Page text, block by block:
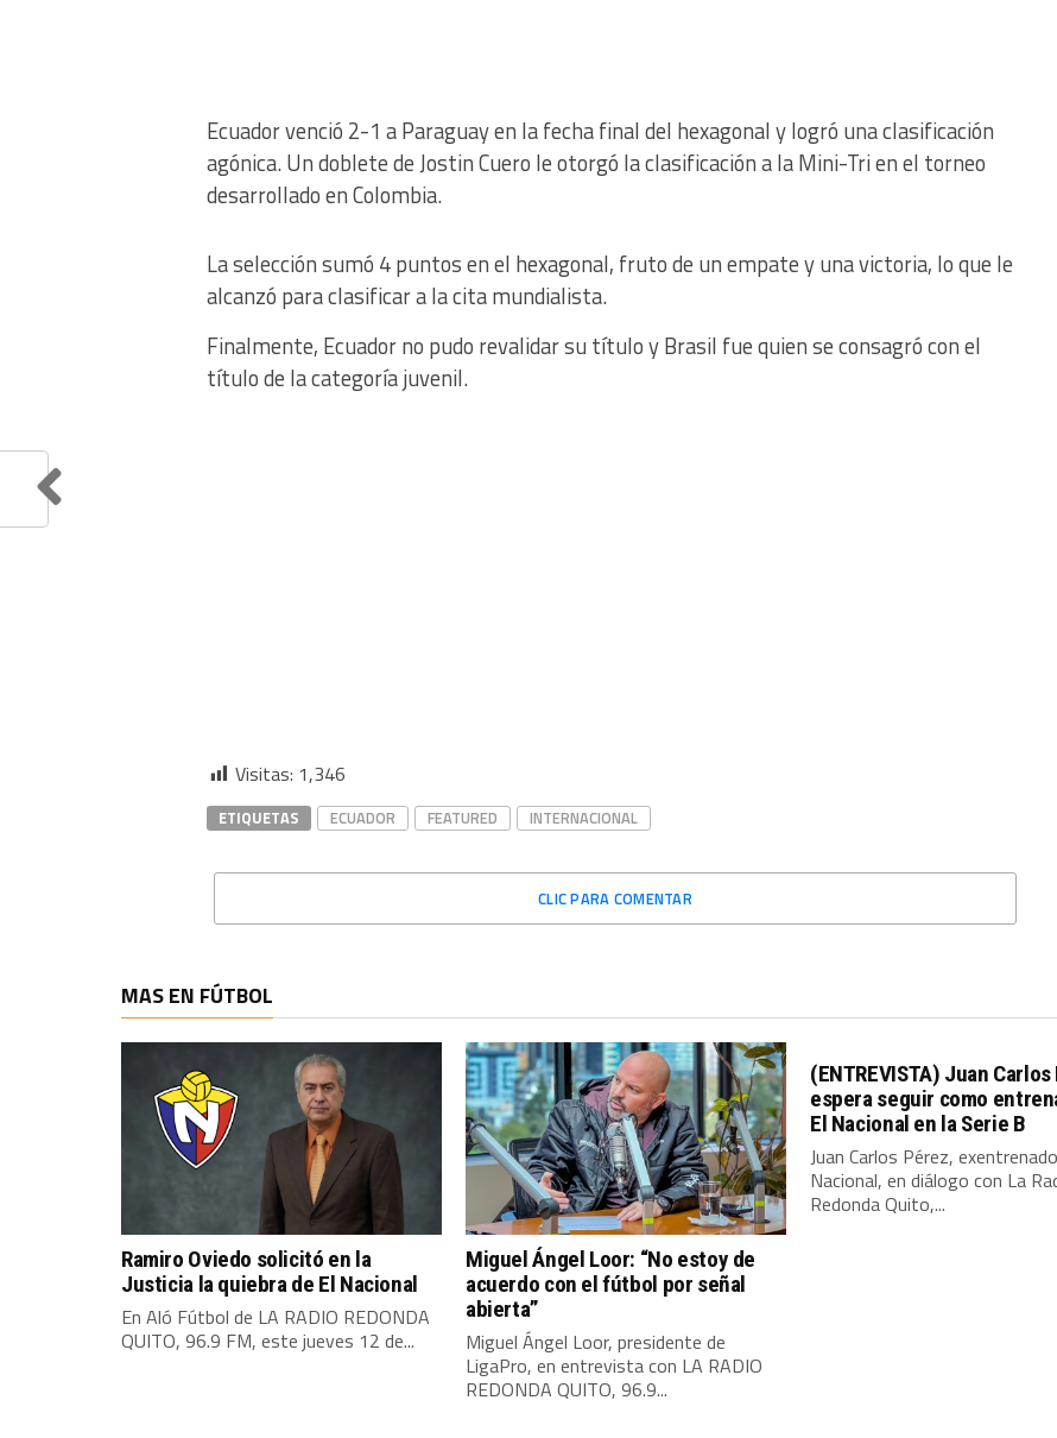
Ecuador venció 2-1 a Paraguay en la fecha final del hexagonal y logró una clasificación
agónica. Un doblete de Jostin Cuero le otorgó la clasificación a la Mini-Tri en el torneo
desarrollado en Colombia.
La selección sumó 4 puntos en el hexagonal, fruto de un empate y una victoria, lo que le
alcanzó para clasificar a la cita mundialista.
Finalmente, Ecuador no pudo revalidar su título y Brasil fue quien se consagró con el
título de la categoría juvenil.
Visitas: 1,346
ETIQUETAS ECUADOR FEATURED INTERNACIONAL
CLIC PARA COMENTAR
MAS EN FÚTBOL
Ramiro Oviedo solicitó en la
Justicia la quiebra de El Nacional
En Aló Fútbol de LA RADIO REDONDA
QUITO, 96.9 FM, este jueves 12 de...
Miguel Ángel Loor: “No estoy de
acuerdo con el fútbol por señal
abierta”
Miguel Ángel Loor, presidente de
LigaPro, en entrevista con LA RADIO
REDONDA QUITO, 96.9...
(ENTREVISTA) Juan
espera seguir como
El Nacional en la Serie B
Juan Carlos Pérez,
Nacional, en diálogo con La
Redonda Quito,...